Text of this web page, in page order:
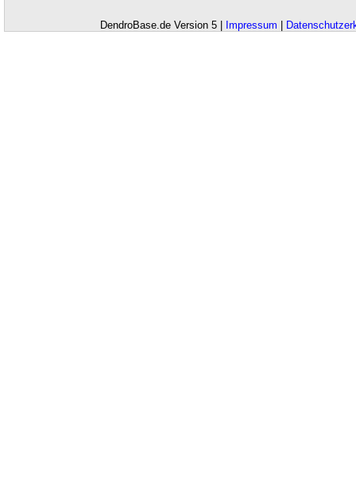
DendroBase.de Version 5 | Impressum